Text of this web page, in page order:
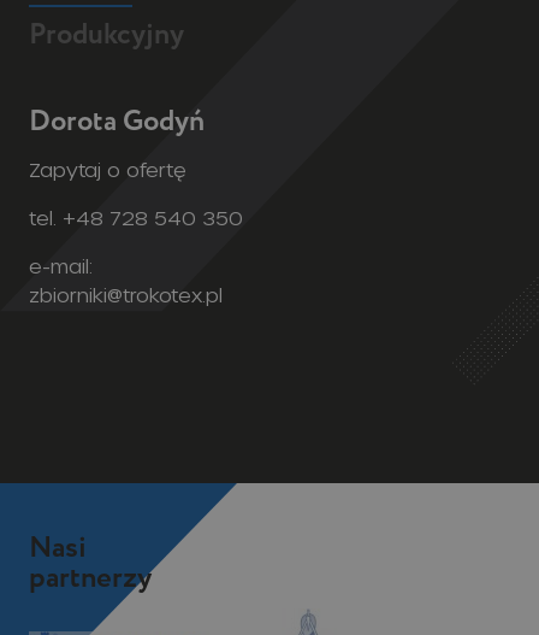
Produkcyjny
Dorota Godyń
Zapytaj o ofertę
tel. +48 728 540 350
e-mail:
zbiorniki@trokotex.pl
Nasi
partnerzy